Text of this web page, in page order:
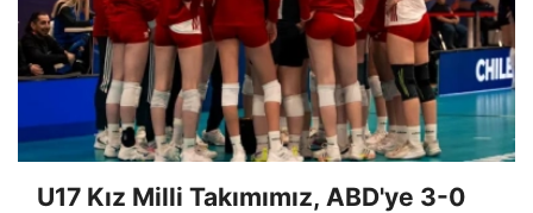
U17 Kız Milli Takımımız, ABD'ye 3-0